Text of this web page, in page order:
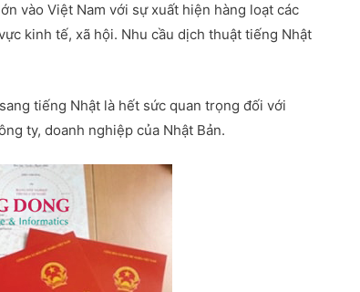
vào Việt Nam với sự xuất hiện hàng loạt các
kinh tế, xã hội. Nhu cầu dịch thuật tiếng Nhật
tiếng Nhật là hết sức quan trọng đối với
ty, doanh nghiệp của Nhật Bản.